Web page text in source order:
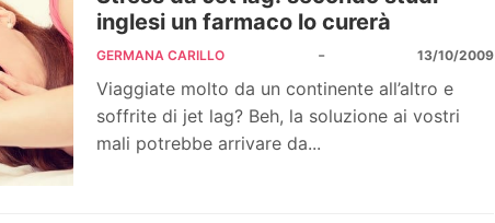
inglesi un farmaco lo curerà
GERMANA CARILLO - 13/10/2009
Viaggiate molto da un continente all’altro e
soffrite di jet lag? Beh, la soluzione ai vostri
mali potrebbe arrivare da...